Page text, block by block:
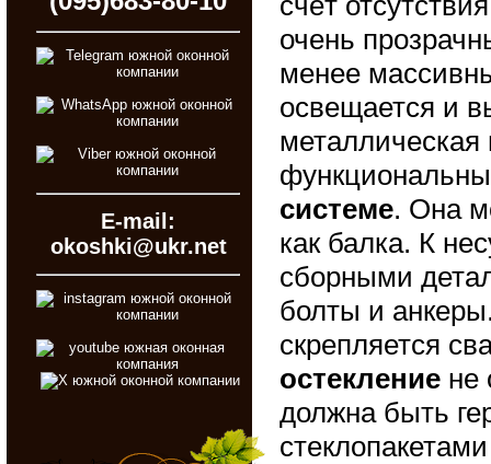
E-mail:
okoshki@ukr.net
очень
менее
освещается и
металлическая
системе. Она
как балка. К
сборными
болты и
скрепляется
остекление не
должна быть